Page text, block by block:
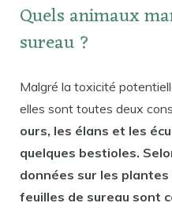
Quels animaux
sureau ?
Malgré la toxicité
elles sont toutes deux
ours, les élans et les
quelques bestioles.
données sur les plantes
feuilles de sureau sont